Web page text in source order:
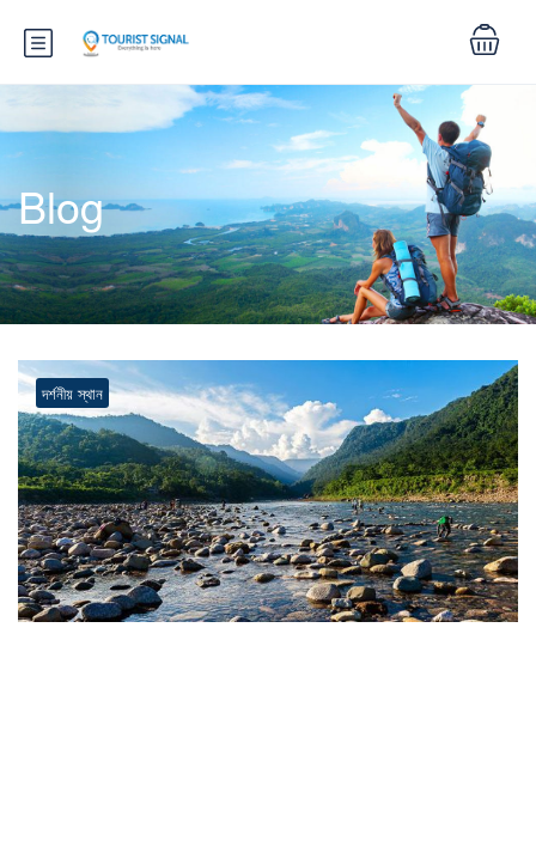
Blog
দর্শনীয় স্থান